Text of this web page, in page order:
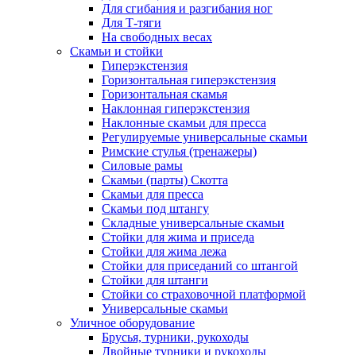
Для сгибания и разгибания ног
Для Т-тяги
На свободных весах
Скамьи и стойки
Гиперэкстензия
Горизонтальная гиперэкстензия
Горизонтальная скамья
Наклонная гиперэкстензия
Наклонные скамьи для пресса
Регулируемые универсальные скамьи
Римские стулья (тренажеры)
Силовые рамы
Скамьи (парты) Скотта
Скамьи для пресса
Скамьи под штангу
Складные универсальные скамьи
Стойки для жима и приседа
Стойки для жима лежа
Стойки для приседаний со штангой
Стойки для штанги
Стойки со страховочной платформой
Универсальные скамьи
Уличное оборудование
Брусья, турники, рукоходы
Двойные турники и рукоходы